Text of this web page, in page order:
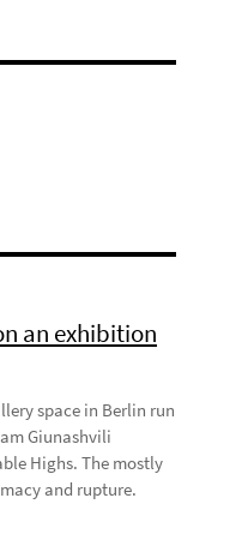
an exhibition
space in Berlin run
Giunashvili
Highs. The mostly
and rupture.